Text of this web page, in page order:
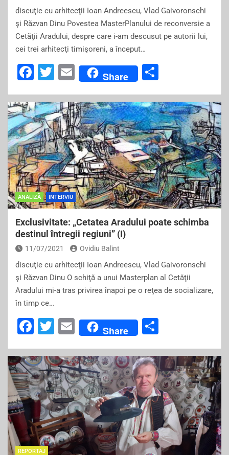
discuţie cu arhitecţii Ioan Andreescu, Vlad Gaivoronschi
şi Răzvan Dinu Povestea MasterPlanului de reconversie a
Cetăţii Aradului, despre care i-am descusut pe autorii lui,
cei trei arhitecţi timişoreni, a început…
F
c
e
b
o
o
k
T
tt
er
E
m
ai
l
Share
ar
e
ANALIZĂ INTERVIU
Exclusivitate: „Cetatea Aradului poate schimba
destinul întregii regiuni” (I)
11/07/2021 Ovidiu Balint
discuţie cu arhitecţii Ioan Andreescu, Vlad Gaivoronschi
şi Răzvan Dinu O schiţă a unui Masterplan al Cetăţii
Aradului mi-a tras privirea înapoi pe o reţea de socializare,
în timp ce…
F
c
e
b
o
o
k
T
tt
er
E
m
ai
l
Share
ar
e
REPORTAJ